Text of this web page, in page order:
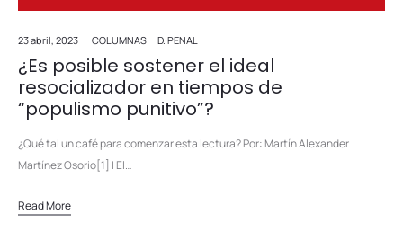
23 abril, 2023 COLUMNAS D. PENAL
¿Es posible sostener el ideal
resocializador en tiempos de
“populismo punitivo”?
¿Qué tal un café para comenzar esta lectura? Por: Martín Alexander
Martínez Osorio[1] I El…
Read More